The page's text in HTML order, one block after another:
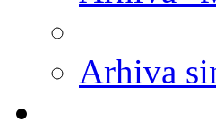
Arhiva